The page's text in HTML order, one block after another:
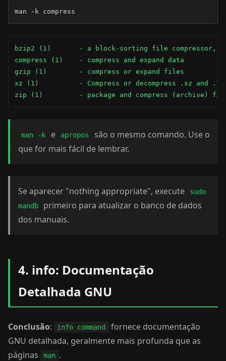
man -k compress
bzip2 (1)       - a block-sorting file compressor,
compress (1)    - compress and expand data
gzip (1)        - compress or expand files
xz (1)          - Compress or decompress .xz and
zip (1)         - package and compress (archive)
man -k e apropos
são o mesmo comando. Use o
que for mais fácil de lembrar.
Se aparecer "nothing appropriate", execute
sudo
mandb
primeiro para atualizar o banco de dados
dos manuais.
4. info: Documentação
Detalhada GNU
Conclusão: info command
fornece documentação
GNU detalhada, geralmente mais profunda que as
páginas
man .